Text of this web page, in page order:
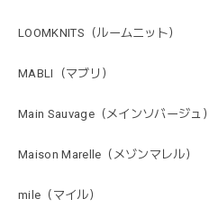
LOOMKNITS（ルームニット）
MABLI（マブリ）
Main Sauvage（メインソバージュ）
Maison Marelle（メゾンマレル）
mile（マイル）